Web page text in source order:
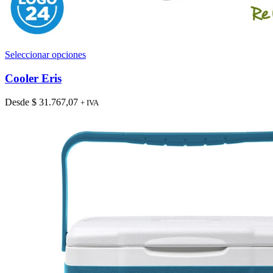
Seleccionar opcionesEste
variantes.
Las
se
pueden
Cooler Eris
Desde $ 31.767,07 + IVA